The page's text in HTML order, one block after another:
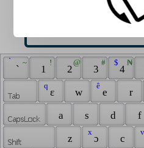
`
~
̀
1
!
2
@
3
#
4
₦
$
ɛ
q
w e
ê
r
a s d f
z
ɔ
x
c
v